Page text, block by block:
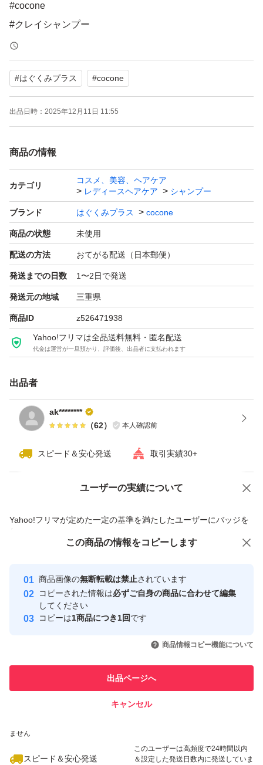
#cocone
#クレイシャンプー
#うねりケア
#ダメージケア
#はぐくみプラス #cocone
出品日時： 2025年12月11日 11:55
商品の情報
カテゴリ
コスメ、美容、ヘアケア
レディースヘアケア
シャンプー
ブランド はぐくみプラス cocone
商品の状態 未使用
配送の方法 おてがる配送（日本郵便）
発送までの日数 1〜2日で発送
発送元の地域 三重県
商品ID z526471938
Yahoo!フリマは全品送料無料・匿名配送
代金は運営が一旦預かり、評価後、出品者に支払われます
出品者
ak********
（62） 本人確認前
スピード＆安心発送 取引実績30+
ユーザーの実績について
Yahoo!フリマが定めた一定の基準を満たしたユーザーにバッジを
付与しています
安心取引出品者
心・安全なユーザーです
取引実績
引を完了させた実績があります
での取引実績があります
ません
スピード＆安心発送
このユーザーは高頻度で24時間以内
＆設定した発送日数内に発送していま
価格の相談 商品への質問
この商品の情報をコピーします
商品画像の無断転載は禁止されています
コピーされた情報は必ずご自身の商品に合わせて編集
してください
コピーは1商品につき1回です
商品情報コピー機能について
出品ページへ
キャンセル
この商品をみている人にオススメ